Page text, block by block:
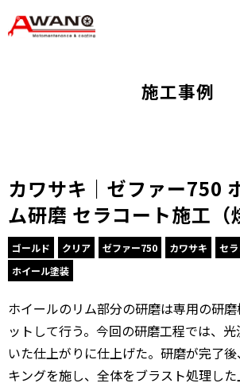
施工事例
カワサキ｜ゼファー750
ム研磨 セラコート施工（
ゴールド クリア ゼファー750 カワサキ セ
ホイール塗装
ホイールのリム部分の研磨は専用の研
ットして行う。今回の研磨工程では、
いた仕上がりに仕上げた。研磨が完了
キングを施し、全体をブラスト処理し